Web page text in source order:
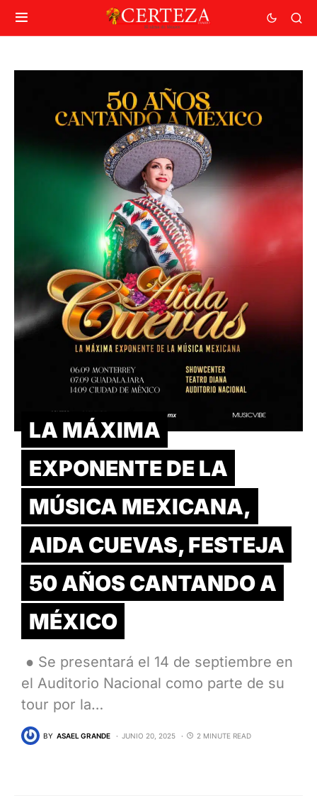
LA MÁXIMA
EXPONENTE DE LA
MÚSICA MEXICANA,
AIDA CUEVAS, FESTEJA
50 AÑOS CANTANDO A
MÉXICO
● Se presentará el 14 de septiembre en
el Auditorio Nacional como parte de su
tour por la…
BY ASAEL GRANDE JUNIO 20, 2025 2 MINUTE READ